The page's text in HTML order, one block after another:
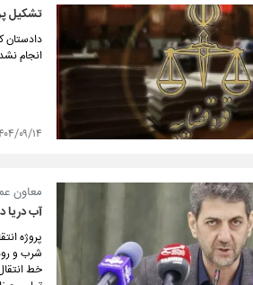
تشکیل
دادستان
انجام
۱۴۰۴/۰۹/
معاون
آب
پروژه
شرب و
خط